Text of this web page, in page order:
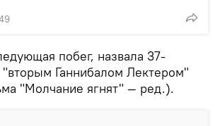
побег, назвала 37-
Ганнибалом Лектером"
"Молчание ягнят" — ред.).